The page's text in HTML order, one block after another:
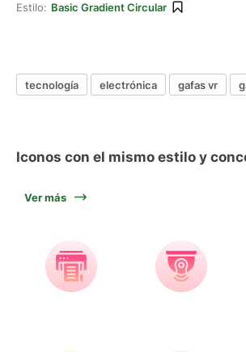
Estilo: Basic Gradient Circular
tecnología electrónica gafas vr
Iconos con el mismo estilo y
Ver más